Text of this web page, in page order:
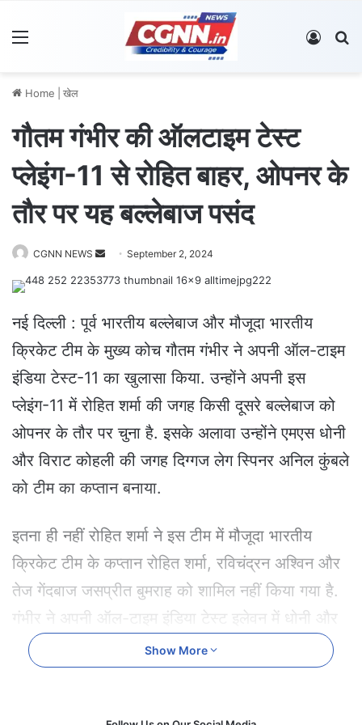
Log In
Home खेल
गौतम गंभीर की ऑलटाइम टेस्ट
प्लेइंग-11 से रोहित बाहर, ओपनर के
तौर पर यह बल्लेबाज पसंद
CGNN NEWS
e
a
n
e
a
i
September 2, 2024
नई दिल्ली : पूर्व भारतीय बल्लेबाज और मौजूदा भारतीय
क्रिकेट टीम के मुख्य कोच गौतम गंभीर ने अपनी ऑल-टाइम
इंडिया टेस्ट-11 का खुलासा किया. उन्होंने अपनी इस
प्लेइंग-11 में रोहित शर्मा की जगह किसी दूसरे बल्लेबाज को
ओपनर के तौर पर चुना है. इसके अलावा उन्होंने एमएस धोनी
और विराट कोहली की जगह दिग्गज लेग स्पिनर अनिल कुंबले
को टीम का कप्तान बनाया.
इतना ही नहीं रोहित शर्मा ने इस टीम में मौजूदा भारतीय
क्रिकेट टीम के कप्तान रोहित शर्मा, रविचंद्रन अश्विन और
तेज गेंदबाज जसप्रीत बुमराह को शामिल नहीं किया गया है.
गंभीर ने अपनी ऑल-टाइम इंडिया टेस्ट इलेवन में धोनी और
कोहली दोनों को चुना, लेकिन चौंकाने वाली बात यह रही कि
उन्होंने कुंबले को कप्तान बनाया है. और इस बात पर जोर
Show More